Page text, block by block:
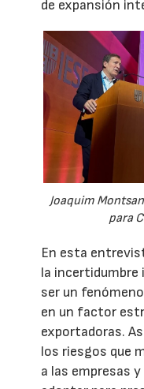
de expansión
Joaquim
para
En esta
la incertidumbre
ser un
en un factor
exportadoras.
los riesgos que
a las empresas